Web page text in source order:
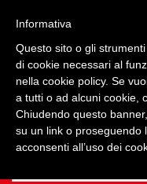
Informativa
Questo sito o gli
di cookie necessari al
nella cookie policy. Se
a tutti o ad alcuni cookie,
Chiudendo questo
su un link o proseguendo
acconsenti all’uso dei